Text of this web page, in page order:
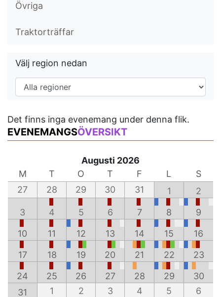
Övriga
Traktorträffar
Välj region nedan
Det finns inga evenemang under denna flik.
EVENEMANGSÖVERSIKT
Augusti 2026
M
T O T F L
S
27
28 29 30 31 1 2
3 4 5 6 7 8 9
10 11 12 13 14 15 16
17 18 19 20 21 22 23
24 25 26 27 28 29
30
31
1 2 3 4 5 6